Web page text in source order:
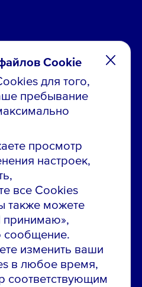
Cookie
для того,
пребывание
просмотр
настроек,
все Cookies
также можете
принимаю»,
сообщение.
изменить ваши
в любое время,
соответствующим
вакансиям?
никель»
сайта
г. Москва, 1-й
д. 15